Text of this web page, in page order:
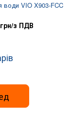
води VIO X903-FCC
з ПДВ